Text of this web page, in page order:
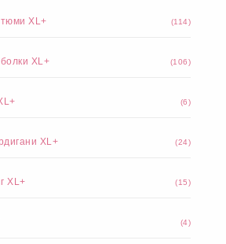
XL+ (114)
XL+ (106)
(6)
XL+ (24)
XL+ (15)
(4)